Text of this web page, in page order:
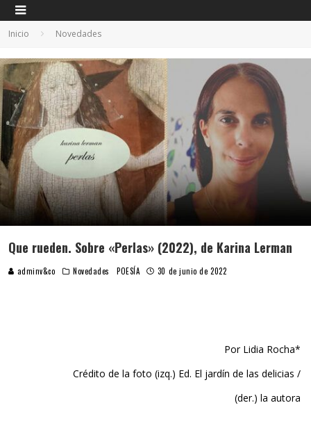
Inicio Novedades
Que rueden. Sobre «Perlas» (2022), de Karina Lerman
adminv&co Novedades POESÍA 30 de junio de 2022
Por Lidia Rocha*
Crédito de la foto (izq.) Ed. El jardín de las delicias /
(der.) la autora